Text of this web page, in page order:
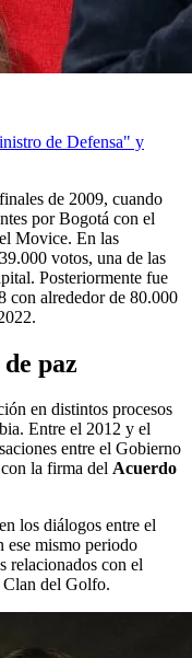
de Defensa" y
de 2009, cuando
por Bogotá con el
Movice. En las
votos, una de las
Posteriormente fue
con alrededor de 80.000
paz
en distintos procesos
Entre el 2012 y el
entre el Gobierno
la firma del Acuerdo
los diálogos entre el
mismo periodo
relacionados con el
Clan del Golfo.